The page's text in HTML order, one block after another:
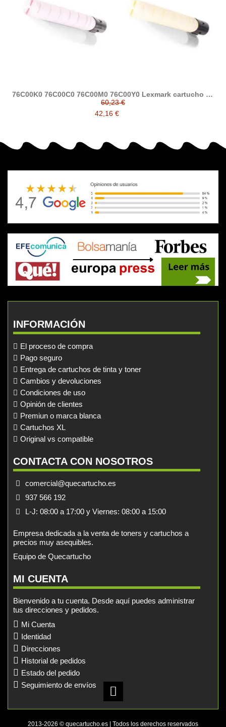
76C00K0 76C00C0 76C00M0 76C00Y0 Lexmark cartucho de
tóner compatible
60,23 €
42,16 €
INFORMACIÓN
El proceso de compra
Pago seguro
Entrega de cartuchos de tinta y toner
Cambios y devoluciones
Condiciones de uso
Opinión de clientes
Premiun o marca blanca
Cartuchos XL
Original vs compatible
CONTACTA CON NOSOTROS
comercial@quecartucho.es
937 566 192
L-J: 08:00 a 17:00 y Viernes: 08:00 a 15:00
Empresa dedicada a la venta de toners y cartuchos a
precios muy asequibles.
Equipo de Quecartucho
MI CUENTA
Bienvenido a tu cuenta. Desde aquí puedes administrar
tus direcciones y pedidos.
Mi Cuenta
Identidad
Direcciones
Historial de pedidos
Estado del pedido
Seguimiento de envíos
2013-2026 © quecartucho.es | Todos los derechos reservados